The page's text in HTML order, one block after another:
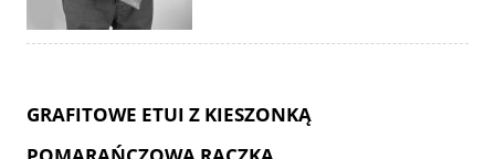
GRAFITOWE ETUI Z KIESZONKĄ